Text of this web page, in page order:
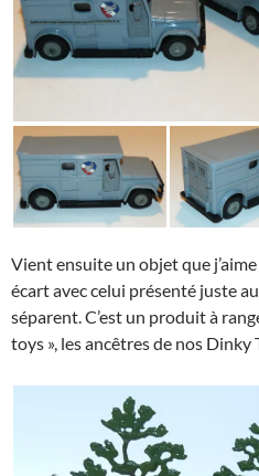
Vient ensuite un objet que
écart avec celui présenté juste
séparent. C’est un produit à
toys », les ancêtres de nos Dinky